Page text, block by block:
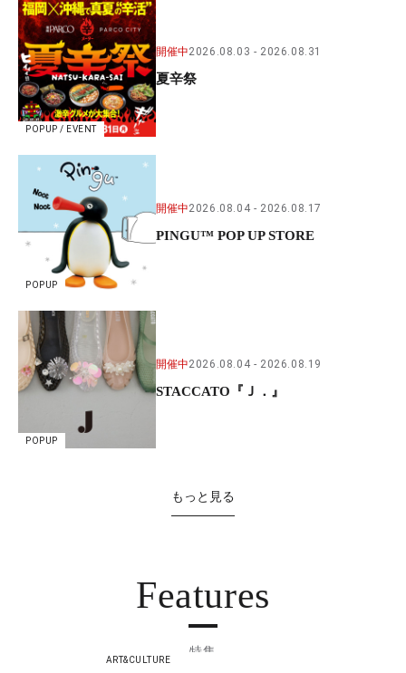
POPUP / EVENT
開催中2026.08.03 2026.08.31
夏辛祭
POPUP
開催中2026.08.04 2026.08.17
PINGU™ POP UP STORE
POPUP
開催中2026.08.04 2026.08.19
STACCATO『Ｊ．』
もっと見る
Features
特集
ART&CULTURE